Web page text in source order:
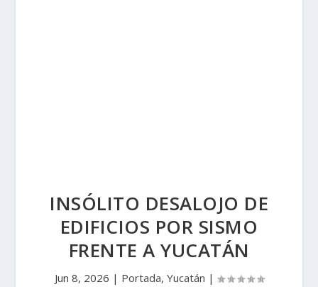
INSÓLITO DESALOJO DE
EDIFICIOS POR SISMO
FRENTE A YUCATÁN
Jun 8, 2026 | Portada, Yucatán |